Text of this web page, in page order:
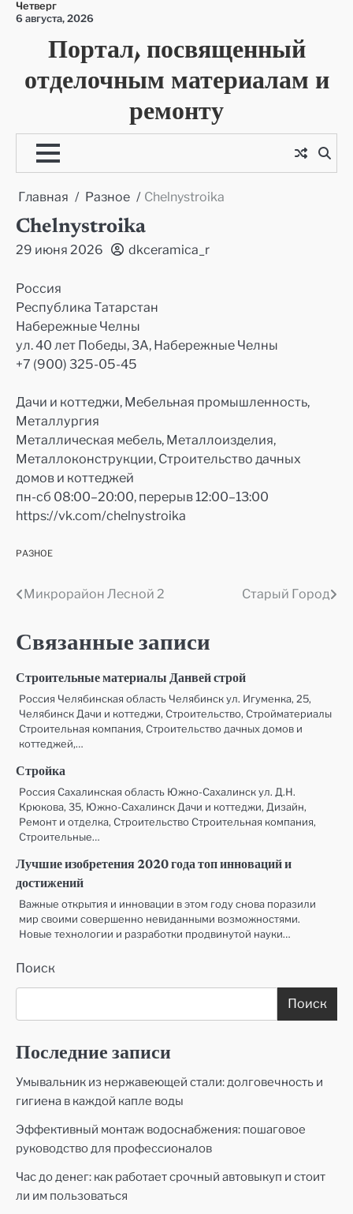
Перейти
содержимому
Четверг
6 августа, 2026
Портал, посвященный
отделочным материалам и
ремонту
Главная Разное Chelnystroika
Chelnystroika
29 июня 2026 dkceramica_r
Россия
Республика Татарстан
Набережные Челны
ул. 40 лет Победы, 3А, Набережные Челны
+7 (900) 325-05-45
Дачи и коттеджи, Мебельная промышленность,
Металлургия
Металлическая мебель, Металлоизделия,
Металлоконструкции, Строительство дачных
домов и коттеджей
пн-сб 08:00–20:00, перерыв 12:00–13:00
https://vk.com/chelnystroika
РАЗНОЕ
Навигация
записям
Микрорайон Лесной 2 Старый Город
Связанные записи
Строительные материалы Данвей строй
Россия Челябинская область Челябинск ул. Игуменка, 25,
Челябинск Дачи и коттеджи, Строительство, Стройматериалы
Строительная компания, Строительство дачных домов и
коттеджей,…
Стройка
Россия Сахалинская область Южно-Сахалинск ул. Д.Н.
Крюкова, 35, Южно-Сахалинск Дачи и коттеджи, Дизайн,
Ремонт и отделка, Строительство Строительная компания,
Строительные…
Лучшие изобретения 2020 года топ инноваций и
достижений
Важные открытия и инновации в этом году снова поразили
мир своими совершенно невиданными возможностями.
Новые технологии и разработки продвинутой науки…
Поиск
Поиск
Последние записи
Умывальник из нержавеющей стали: долговечность и
гигиена в каждой капле воды
Эффективный монтаж водоснабжения: пошаговое
руководство для профессионалов
Час до денег: как работает срочный автовыкуп и стоит
ли им пользоваться